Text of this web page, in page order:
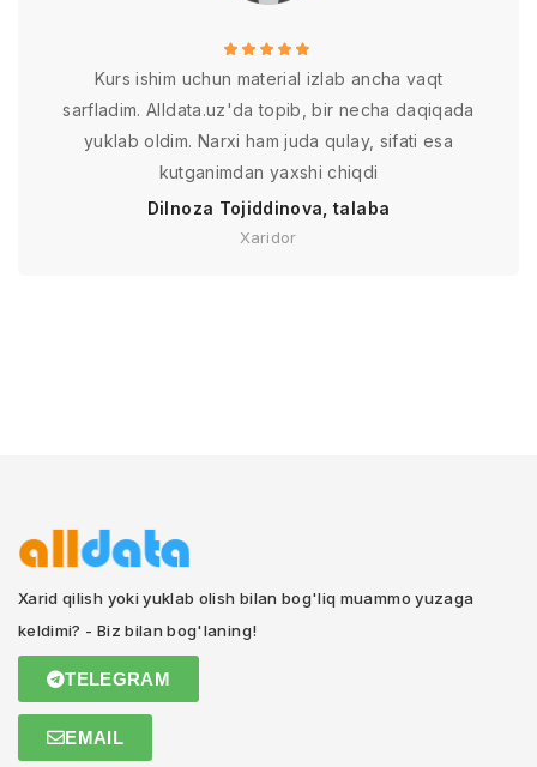
Kurs ishim uchun material izlab ancha vaqt
sarfladim. Alldata.uz'da topib, bir necha daqiqada
yuklab oldim. Narxi ham juda qulay, sifati esa
kutganimdan yaxshi chiqdi
Dilnoza Tojiddinova, talaba
Xaridor
Xarid qilish yoki yuklab olish bilan bog'liq muammo yuzaga
keldimi? - Biz bilan bog'laning!
TELEGRAM
EMAIL